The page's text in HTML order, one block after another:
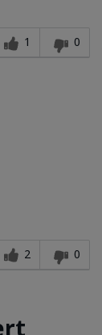
1 0
2 0